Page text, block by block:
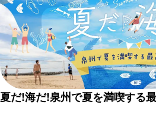
夏だ!海だ!泉州で夏を満喫する